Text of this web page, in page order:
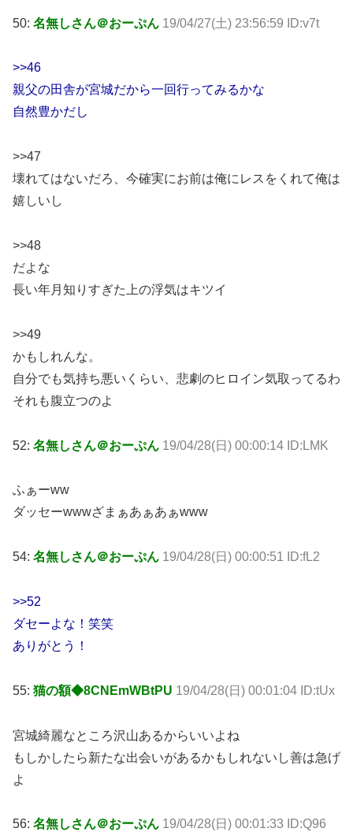
50: 名無しさん＠おーぷん 19/04/27(土) 23:56:59 ID:v7t
>>46
親父の田舎が宮城だから一回行ってみるかな
自然豊かだし
>>47
壊れてはないだろ、今確実にお前は俺にレスをくれて俺は
嬉しいし
>>48
だよな
長い年月知りすぎた上の浮気はキツイ
>>49
かもしれんな。
自分でも気持ち悪いくらい、悲劇のヒロイン気取ってるわ
それも腹立つのよ
52: 名無しさん＠おーぷん 19/04/28(日) 00:00:14 ID:LMK
ふぁーww
ダッセーwwwざまぁあぁあぁwww
54: 名無しさん＠おーぷん 19/04/28(日) 00:00:51 ID:fL2
>>52
ダセーよな！笑笑
ありがとう！
55: 猫の額◆8CNEmWBtPU 19/04/28(日) 00:01:04 ID:tUx
宮城綺麗なところ沢山あるからいいよね
もしかしたら新たな出会いがあるかもしれないし善は急げ
よ
56: 名無しさん＠おーぷん 19/04/28(日) 00:01:33 ID:Q96